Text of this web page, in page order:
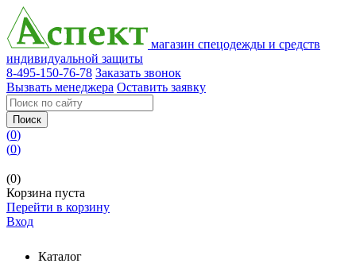
магазин спецодежды и средств
индивидуальной защиты
8-495-150-76-78 Заказать звонок
Вызвать менеджера Оставить заявку
Поиск
(0)
(0)
(0)
Корзина пуста
Перейти в корзину
Вход
Каталог